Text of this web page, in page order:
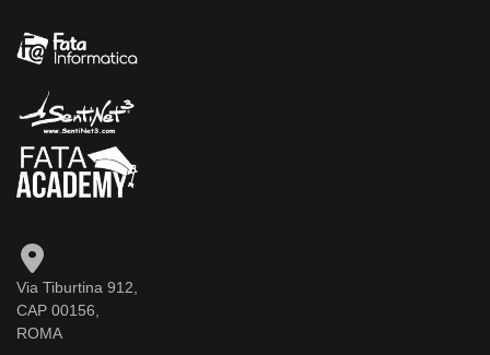
Via Tiburtina 912,
CAP 00156,
ROMA